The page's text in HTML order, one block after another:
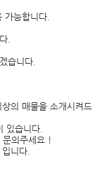
능합니다.
.
습니다.
의 매물을 소개시켜드
있습니다.
의주세요 !
니다.